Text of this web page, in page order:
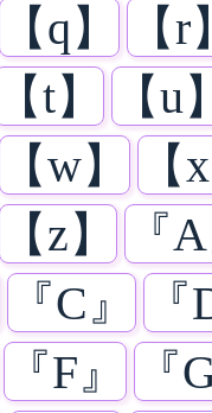
【q】
【r】
【t】
【u】
【w】
【
【z】
『A
『C』
『
『F』
『